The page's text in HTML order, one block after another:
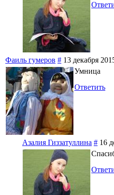
Фаиль гумеров # 13 декабря
Умница
Ответить
Азалия Гиззатуллина # 16